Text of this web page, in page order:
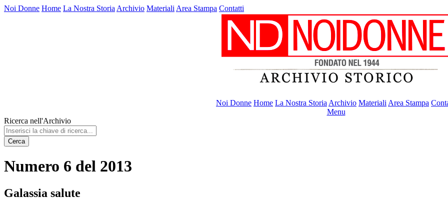
Noi Donne Home La Nostra Storia Archivio Materiali Area Stampa Contatti
Noi Donne Home La Nostra Storia Archivio Materiali Area Stampa
Menu
Ricerca nell'Archivio
Cerca
Numero 6 del 2013
Galassia salute